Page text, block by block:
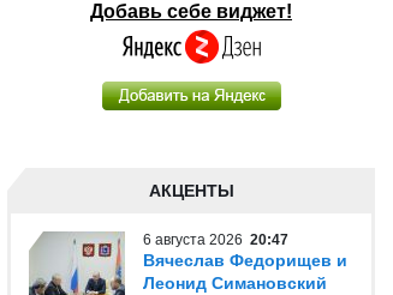
Добавь себе виджет!
АКЦЕНТЫ
6 августа 2026 20:47
Вячеслав Федорищев и
Леонид Симановский